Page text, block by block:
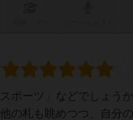
ポーツ」などでしょう
の札も眺めつつ、自分